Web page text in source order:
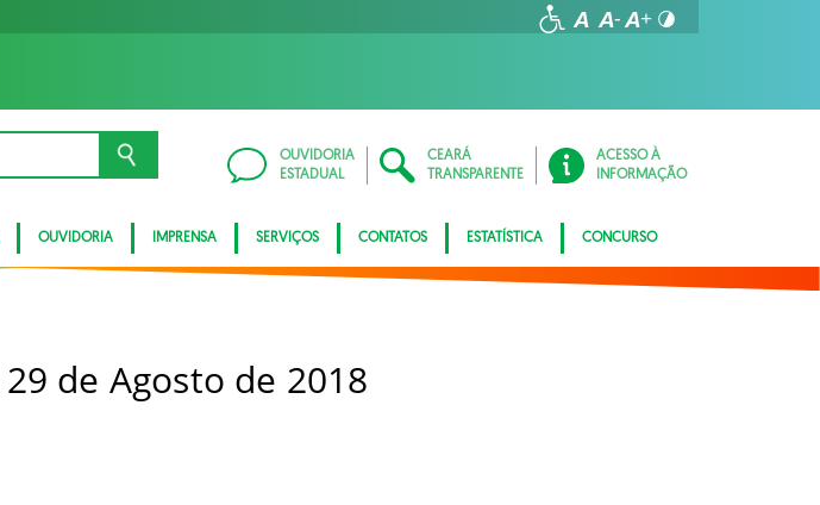
OUVIDORIA
ESTADUAL
CEARÁ
TRANSPARENTE
ACESSO À
INFORMAÇÃO
OUVIDORIA IMPRENSA SERVIÇOS CONTATOS ESTATÍSTICA CONCURSO
29 de Agosto de 2018